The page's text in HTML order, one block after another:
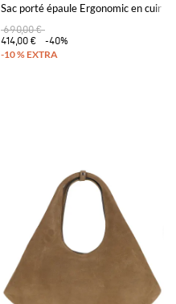
Sac porté épaule Ergonomic en cuir
690,00 €
414,00 €
-40%